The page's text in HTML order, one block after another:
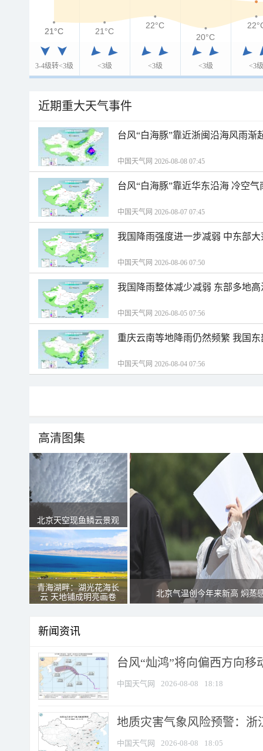
3-4级转<3级 <3级 <3级 <3级 <3级
21°C
21°C 21°C
22°C
20°C
近期重大天气事件
台风“白海豚”靠近浙闽沿海风雨渐
中国天气网 2026-08-08 07:45
台风“白海豚”靠近华东沿海 冷空
中国天气网 2026-08-07 07:45
我国降雨强度进一步减弱 中东部
中国天气网 2026-08-06 07:50
我国降雨整体减少减弱 东部多地
中国天气网 2026-08-05 07:56
重庆云南等地降雨仍然频繁 我国
中国天气网 2026-08-04 07:56
高清图集
北京天空现鱼鳞云景观
青海湖畔：湖光花海长
云 天地铺成明亮画卷
北京气温创今年来新高 焖蒸
新闻资讯
台风“灿鸿”将向偏西方向移
中国天气网 2026-08-08 18:18
地质灾害气象风险预警：
中国天气网 2026-08-08 18:05